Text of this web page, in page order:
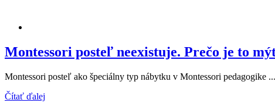
Montessori posteľ neexistuje. Prečo je to
Montessori posteľ ako špeciálny typ nábytku v Montessori pedagogike ...
Čítať ďalej